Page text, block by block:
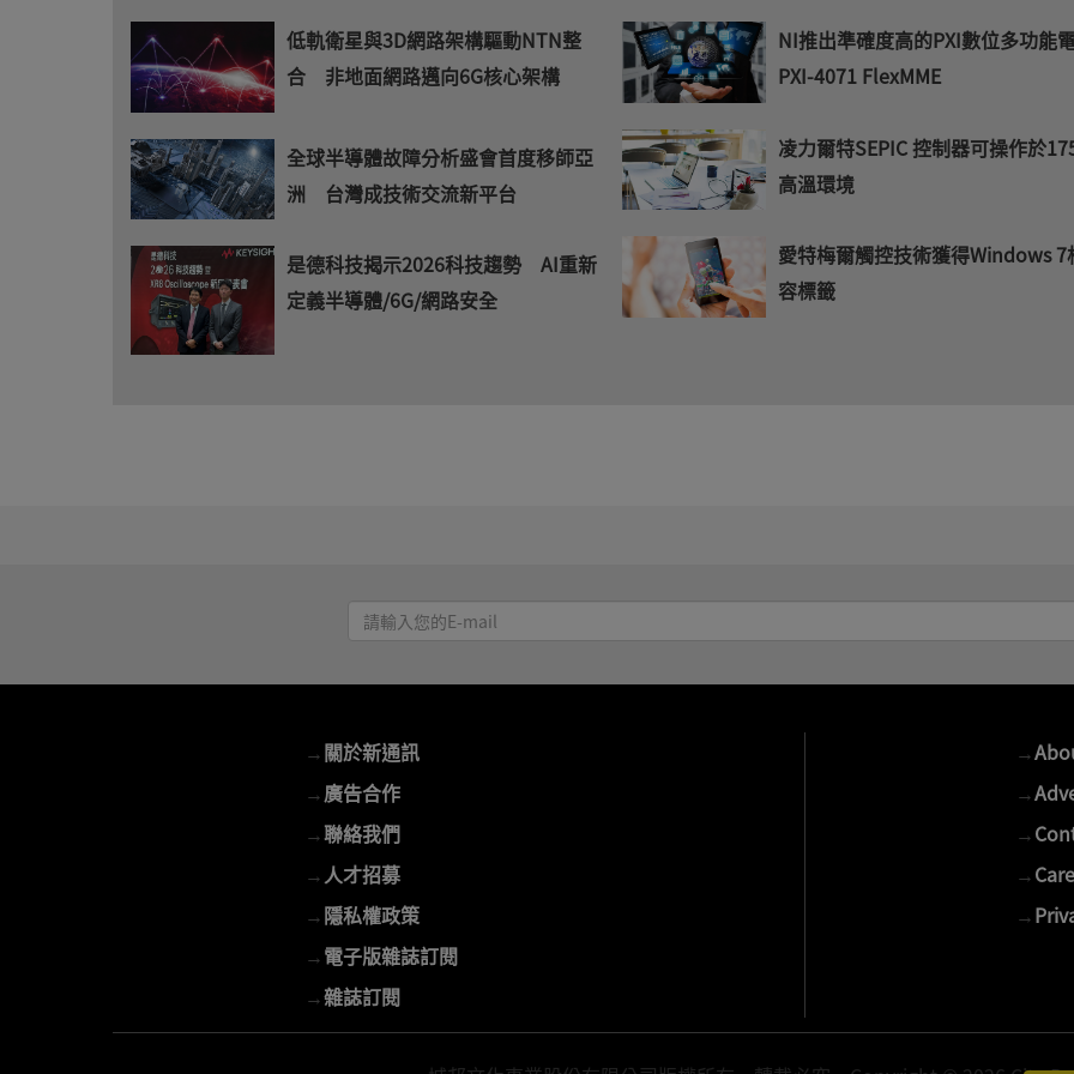
低軌衛星與3D網路架構驅動NTN整
合 非地面網路邁向6G核心架構
全球半導體故障分析盛會首度移師亞
洲 台灣成技術交流新平台
是德科技揭示2026科技趨勢 AI重新
定義半導體/6G/網路安全
NI推出準確度高的PXI數位多功能
PXI-4071 FlexMME
凌力爾特SEPIC 控制器可操作於
高溫環境
愛特梅爾觸控技術獲得Windows 7
容標籤
請
輸
E-
mail
→關於新通訊
→廣告合作
→聯絡我們
→ 人才招募
→隱私權政策
→電子版雜誌訂閱
→雜誌訂閱
→
→
→
→
→